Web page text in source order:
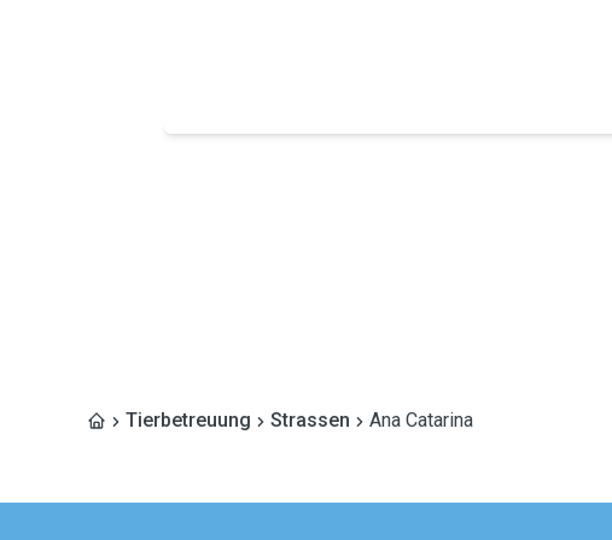
Tierbetreuung Strassen Ana Catarina